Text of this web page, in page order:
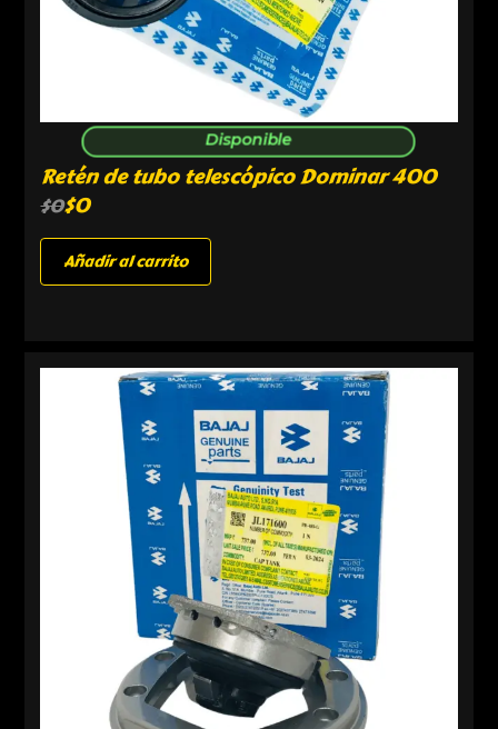
Disponible
Retén de tubo telescópico Dominar 400
$0$0
Añadir al carrito